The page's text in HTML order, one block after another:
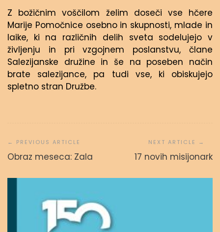
Z božičnim voščilom želim doseči vse hčere
Marije Pomočnice osebno in skupnosti, mlade in
laike, ki na različnih delih sveta sodelujejo v
življenju in pri vzgojnem poslanstvu, člane
Salezijanske družine in še na poseben način
brate salezijance, pa tudi vse, ki obiskujejo
spletno stran Družbe.
prispevka
Obraz meseca: Zala 17 novih misijonark